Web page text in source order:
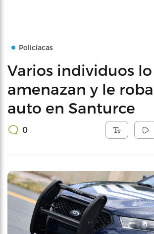
Policíacas
Varios individuos lo
amenazan y le
auto en Santurce
0